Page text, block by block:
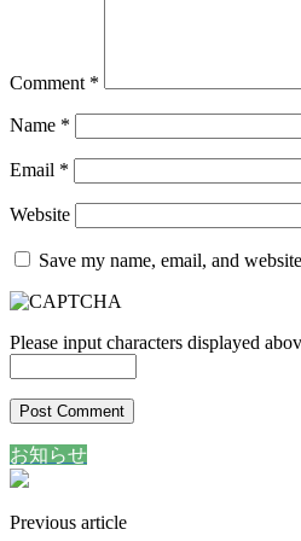
Comment *
Name *
Email *
Website
Save my name, email, and
Please input characters displayed
お知らせ
Previous article